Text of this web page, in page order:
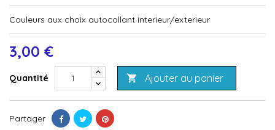
Couleurs aux choix autocollant interieur/exterieur
3,00 €
Quantité  Ajouter au panier
Partager